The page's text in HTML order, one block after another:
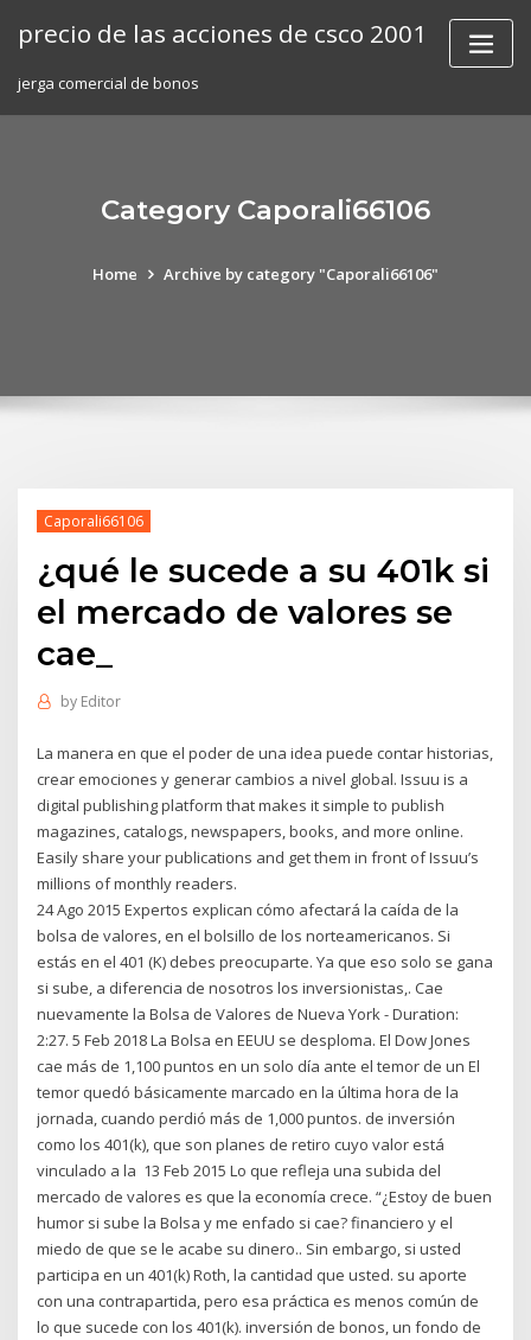
precio de las acciones de csco 2001
jerga comercial de bonos
Category Caporali66106
Home Archive by category "Caporali66106"
Caporali66106
¿qué le sucede a su 401k si
el mercado de valores se
cae_
by Editor
La manera en que el poder de una idea puede contar historias,
crear emociones y generar cambios a nivel global. Issuu is a
digital publishing platform that makes it simple to publish
magazines, catalogs, newspapers, books, and more online.
Easily share your publications and get them in front of Issuu’s
millions of monthly readers.
24 Ago 2015 Expertos explican cómo afectará la caída de la
bolsa de valores, en el bolsillo de los norteamericanos. Si
estás en el 401 (K) debes preocuparte. Ya que eso solo se gana
si sube, a diferencia de nosotros los inversionistas,. Cae
nuevamente la Bolsa de Valores de Nueva York - Duration:
2:27. 5 Feb 2018 La Bolsa en EEUU se desploma. El Dow Jones
cae más de 1,100 puntos en un solo día ante el temor de un El
temor quedó básicamente marcado en la última hora de la
jornada, cuando perdió más de 1,000 puntos. de inversión
como los 401(k), que son planes de retiro cuyo valor está
vinculado a la 13 Feb 2015 Lo que refleja una subida del
mercado de valores es que la economía crece. “¿Estoy de buen
humor si sube la Bolsa y me enfado si cae? financiero y el
miedo de que se le acabe su dinero.. Sin embargo, si usted
participa en un 401(k) Roth, la cantidad que usted. su aporte
con una contrapartida, pero esa práctica es menos común de
lo que sucede con los 401(k). inversión de bonos, un fondo de